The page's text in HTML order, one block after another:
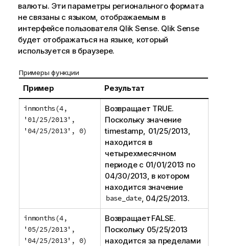
валюты. Эти параметры регионального формата
не связаны с языком, отображаемым в
интерфейсе пользователя Qlik Sense. Qlik Sense
будет отображаться на языке, который
используется в браузере.
Примеры функции
Пример Результат
inmonths(4,
'01/25/2013',
'04/25/2013', 0)
Возвращает TRUE.
Поскольку значение
timestamp, 01/25/2013,
находится в
четырехмесячном
периоде с 01/01/2013 по
04/30/2013, в котором
находится значение
base_date, 04/25/2013.
inmonths(4,
'05/25/2013',
'04/25/2013', 0)
Возвращает FALSE.
Поскольку 05/25/2013
находится за пределами